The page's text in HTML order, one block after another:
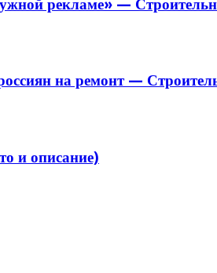
рекламе» —
на ремонт —
и описание)